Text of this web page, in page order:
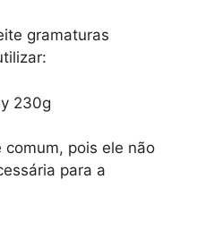
gramaturas
230g
pois ele não
para a